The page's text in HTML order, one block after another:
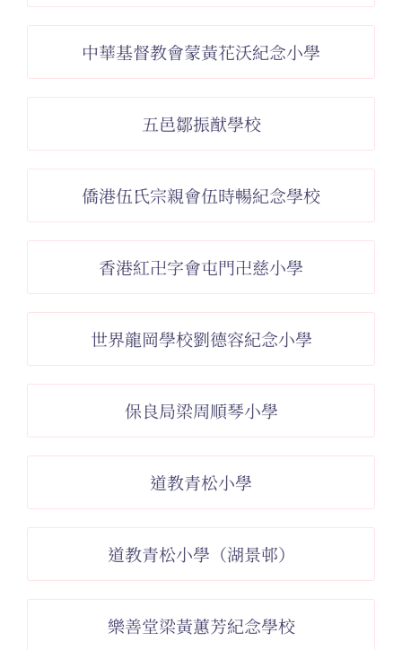
中華基督教會蒙黃花沃紀念小學
五邑鄒振猷學校
僑港伍氏宗親會伍時暢紀念學校
香港紅卍字會屯門卍慈小學
世界龍岡學校劉德容紀念小學
保良局梁周順琴小學
道教青松小學
道教青松小學（湖景邨）
樂善堂梁黃蕙芳紀念學校